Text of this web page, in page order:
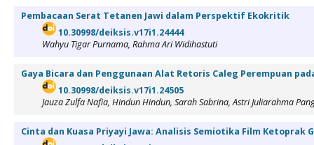
Pembacaan Serat Tetanen Jawi dalam Perspektif Ekokritik
10.30998/deiksis.v17i1.24444
Wahyu Tigar Purnama, Rahma Ari Widihastuti
Gaya Bicara dan Penggunaan Alat Retoris Caleg Perempuan
10.30998/deiksis.v17i1.24505
Jauza Zulfa Nafia, Hindun Hindun, Sarah Sabrina, Astri Juliarahma
Cinta dan Kuasa Priyayi Jawa: Analisis Semiotika Film Ketoprak